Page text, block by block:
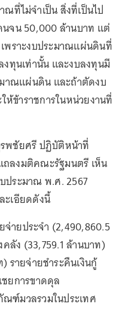
ที่ไม่จำเป็น สิ่งที่เป็นไป
จน 50,000 ล้านบาท แต่
พราะงบประมาณแผ่นดินที่
ทุนเท่านั้น และงบลงทุนมี
าณแผ่นดิน และถ้าตัดงบ
ห้ข้าราชการในหน่วยงานที่
พชัยศรี ปฏิบัติหน้าที่
ลงมติคณะรัฐมนตรี เห็น
ประมาณ พ.ศ. 2567
ะเอียดดังนี้
จ่ายประจำ (2,490,860.5
ลัง (33,759.1 ล้านบาท)
รายจ่ายชำระคืนเงินกู้
ชยการขาดดุล
ฑ์มวลรวมในประเทศ